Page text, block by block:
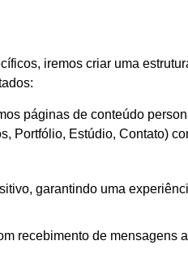
iremos criar uma
páginas de conteúdo
Portfólio, Estúdio, Contato)
garantindo uma
recebimento de